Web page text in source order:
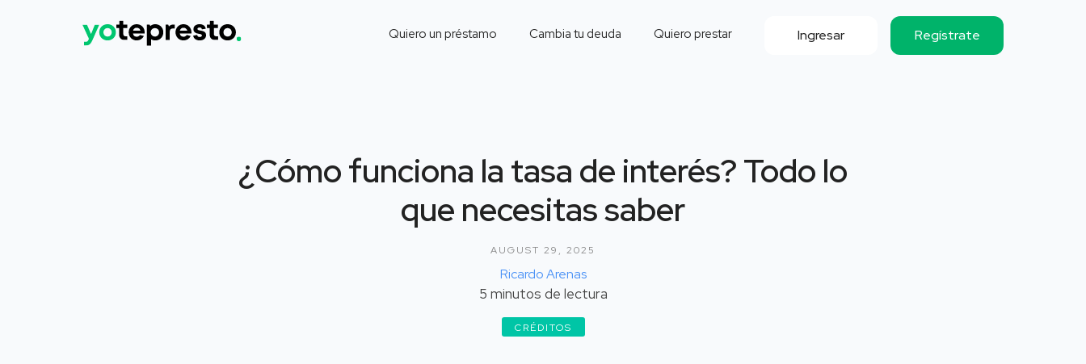
Quiero un préstamo Cambia tu deuda Quiero prestar Ingresar Regístrate
¿Cómo funciona la tasa de interés? Todo lo
que necesitas saber
AUGUST 29, 2025
Ricardo Arenas
5 minutos de lectura
CRÉDITOS